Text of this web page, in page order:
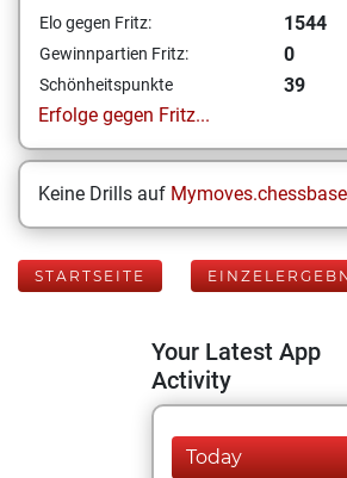
Elo gegen Fritz: 1544
Gewinnpartien Fritz: 0
Schönheitspunkte
39
Erfolge gegen Fritz...
Keine Drills auf
STARTSEITE
Your Latest App
Activity
Today